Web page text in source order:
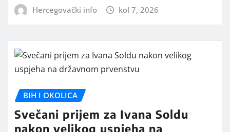
Hercegovački info kol 7, 2026
BIH I OKOLICA
Svečani prijem za Ivana Soldu
nakon velikog uspjeha na